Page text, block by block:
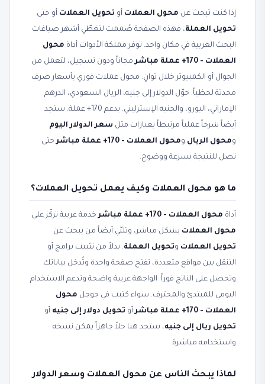
إذا كنت تبحث عن محول العملات أو تحويل العملات أو حتى
تحويل العملة، فهذه الصفحة صُممت لتغطّي أشهر صياغات
البحث العربية في مكان واحد. توفر مملكة الأدوات أداة محول
العملات - 170+ عملة مباشر
مجاناً ودون تسجيل، لتعمل من
الجوال أو الكمبيوتر خلال ثوانٍ. محول عملات فوري بأسعار صرف
محدثة لحظياً. حوّل الدولار إلى جنيه، الريال السعودي، الدرهم
الإماراتي، اليورو، والجنيه الإسترليني. يدعم 170+ عملة. ستجد
أيضاً شرحاً عملياً مرتبطاً بعبارات مثل سعر الدولار اليوم
ومحول الريال ومحول العملات - 170+ عملة مباشر
حتى
تصل للنتيجة بسرعة ووضوح.
ما هو محول العملات وكيف يعمل تحويل العملات؟
أداة محول العملات - 170+ عملة مباشر
خدمة عربية تركّز على
محول العملات بشكل مباشر، وتلبّي أيضاً من يبحث عن
تحويل العملات وتحويل العملة. بدلاً من تثبيت برامج أو
التنقل بين مواقع متعددة، تفتح صفحة واحدة وتُدخل بياناتك
وتحصل على الناتج فوراً. الواجهة عربية واضحة وتدعم الاستخدام
اليومي للمبتدئ والمحترف. سواء كتبت في جوجل محول
العملات - 170+ عملة مباشر
أو تحويل دولار إلى جنيه أو
تحويل ريال إلى جنيه، ستجد هنا حلاً جاهزاً يمكن نسخه
واستخدامه مباشرة.
لماذا يبحث الناس عن محول العملات وسعر الدولار